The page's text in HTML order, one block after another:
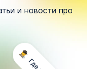
и новости про